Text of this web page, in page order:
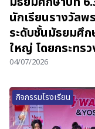
นักเรียนรางวัลพ
ระดับชั้นมัธยมศึ
ใหญ่ โดยกระทร
04/07/2026
กิจกรรมโรงเรียน